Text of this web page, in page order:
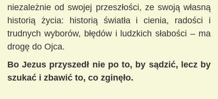
niezależnie od swojej przeszłości, ze swoją własną
historią życia: historią światła i cienia, radości i
trudnych wyborów, błędów i ludzkich słabości – ma
drogę do Ojca.
Bo Jezus przyszedł nie po to, by sądzić, lecz by
szukać i zbawić to, co zginęło.